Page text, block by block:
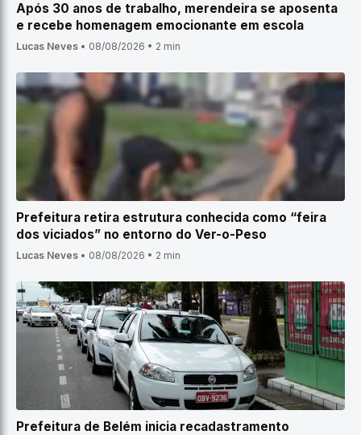
Após 30 anos de trabalho, merendeira se aposenta
e recebe homenagem emocionante em escola
Lucas Neves • 08/08/2026 • 2 min
Prefeitura retira estrutura conhecida como “feira
dos viciados” no entorno do Ver-o-Peso
Lucas Neves • 08/08/2026 • 2 min
Prefeitura de Belém inicia recadastramento